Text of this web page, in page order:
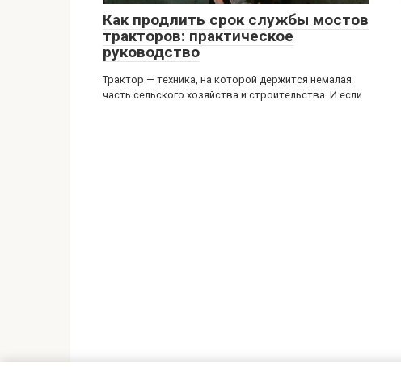
Как продлить срок службы мостов
тракторов: практическое
руководство
Трактор — техника, на которой держится немалая
часть сельского хозяйства и строительства. И если